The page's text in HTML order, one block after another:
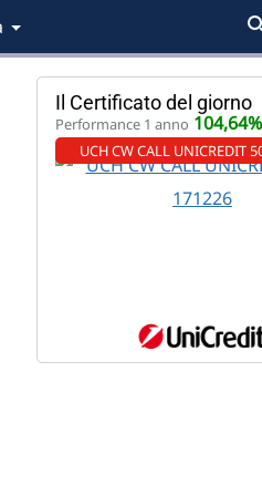
Il Certificato del giorno
Performance 1 anno 104,64%
UCH CW CALL UNICREDIT